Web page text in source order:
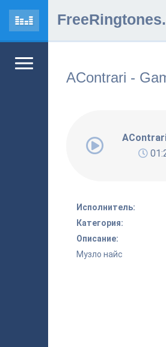
AContrari -
Исполнитель:
Категория:
Описание:
Музло найс